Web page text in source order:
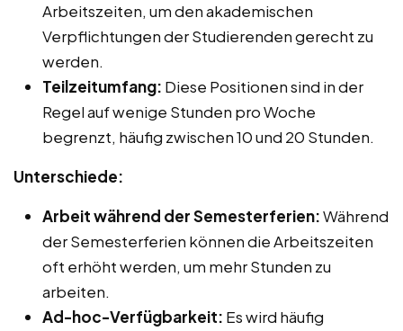
Arbeitszeiten, um den akademischen
Verpflichtungen der Studierenden gerecht zu
werden.
Teilzeitumfang: Diese Positionen sind in der
Regel auf wenige Stunden pro Woche
begrenzt, häufig zwischen 10 und 20 Stunden.
Unterschiede:
Arbeit während der Semesterferien:Während
der Semesterferien können die Arbeitszeiten
oft erhöht werden, um mehr Stunden zu
arbeiten.
Ad-hoc-Verfügbarkeit: Es wird häufig